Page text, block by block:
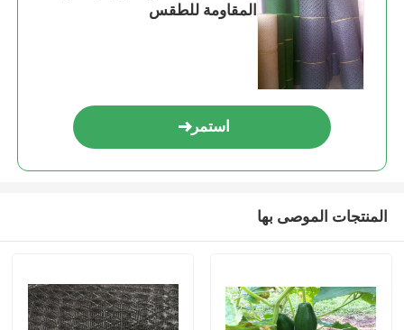
المقاومة للطقس
استمر
المنتجات الموصى بها